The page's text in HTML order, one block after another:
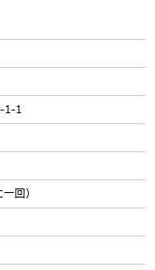
1-1
回）